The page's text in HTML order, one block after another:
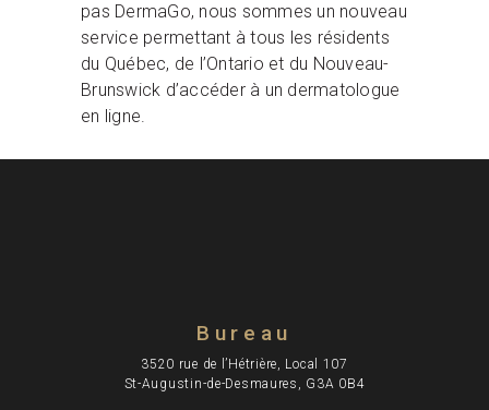
pas DermaGo, nous sommes un nouveau
service permettant à tous les résidents
du Québec, de l’Ontario et du Nouveau-
Brunswick d’accéder à un dermatologue
en ligne.
Bureau​
3520 rue de l’Hétrière, Local 107
St-Augustin-de-Desmaures, G3A 0B4